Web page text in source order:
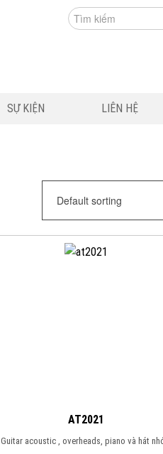
SỰ KIỆN LIÊN HỆ
AT2021
Guitar acoustic , overheads, piano và hát